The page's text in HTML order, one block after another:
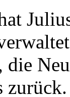
zurück.